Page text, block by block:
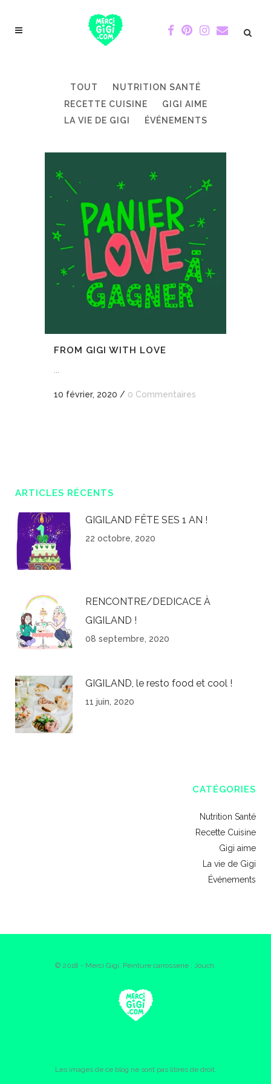
TOUT
NUTRITION SANTÉ
RECETTE CUISINE
GIGI AIME
LA VIE DE GIGI
ÉVÉNEMENTS
FROM GIGI WITH LOVE
10 février, 2020 / 0 Commentaires
ARTICLES RÉCENTS
GIGILAND FÊTE SES 1 AN !
22 octobre, 2020
RENCONTRE/DEDICACE À
GIGILAND !
08 septembre, 2020
GIGILAND, le resto food et cool !
11 juin, 2020
CATÉGORIES
Nutrition Santé
Recette Cuisine
Gigi aime
La vie de Gigi
Événements
© 2018 - Merci Gigi. Peinture carrosserie : Jouch.
Les images de ce blog ne sont pas libres de droit.